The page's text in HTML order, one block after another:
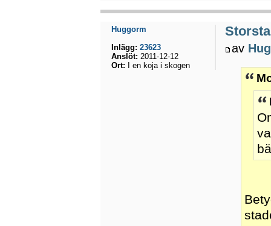
av
Huggorm
Inlägg: 23623
Anslöt: 2011-12-12
Ort: I en koja i skogen